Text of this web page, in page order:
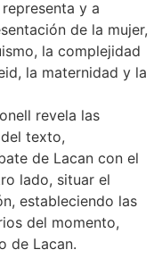
y a
de la mujer,
la complejidad
la maternidad y la
revela las
texto,
de Lacan con el
lado, situar el
estableciendo las
del momento,
de Lacan.